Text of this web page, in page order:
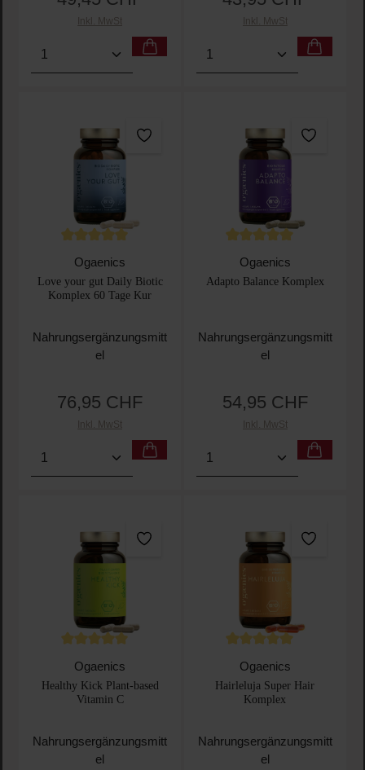
Inkl. MwSt
Produkt Anzahl: Gib den gewünschten Wert ein
Inkl. MwSt
Produkt Anzahl: Gib
Ogaenics
Love your gut Daily Biotic
Komplex 60 Tage Kur
Nahrungsergänzungsmitt
el
Regulärer Preis:
76,95 CHF
Inkl. MwSt
Produkt Anzahl: Gib den gewünschten Wert ein
Ogaenics
Adapto Balance Komplex
Nahrungsergänzungsmitt
el
Regulärer Preis:
54,95 CHF
Inkl. MwSt
Produkt Anzahl: Gib
Ogaenics
Healthy Kick Plant-based
Vitamin C
Nahrungsergänzungsmitt
el
Ogaenics
Hairleluja Super Hair
Komplex
Nahrungsergänzungsmitt
el